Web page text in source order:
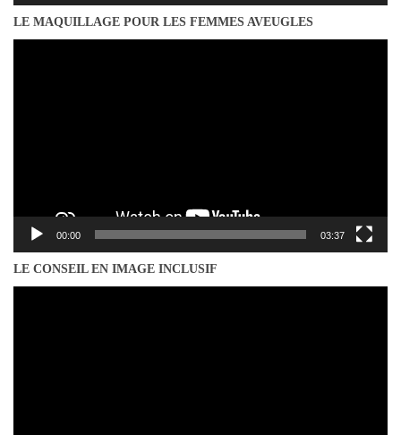
LE MAQUILLAGE POUR LES FEMMES AVEUGLES
00:00 03:37
LE CONSEIL EN IMAGE INCLUSIF